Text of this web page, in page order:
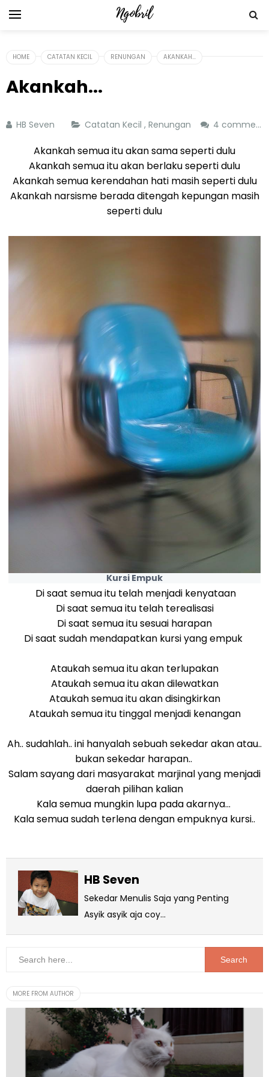
HOME CATATAN KECIL RENUNGAN AKANKAH...
Akankah...
HB Seven Catatan Kecil , Renungan 4 comments
Akankah semua itu akan sama seperti dulu
Akankah semua itu akan berlaku seperti dulu
Akankah semua kerendahan hati masih seperti dulu
Akankah narsisme berada ditengah kepungan masih
seperti dulu
Kursi Empuk
Di saat semua itu telah menjadi kenyataan
Di saat semua itu telah terealisasi
Di saat semua itu sesuai harapan
Di saat sudah mendapatkan kursi yang empuk
Ataukah semua itu akan terlupakan
Ataukah semua itu akan dilewatkan
Ataukah semua itu akan disingkirkan
Ataukah semua itu tinggal menjadi kenangan
Ah.. sudahlah.. ini hanyalah sebuah sekedar akan atau..
bukan sekedar harapan..
Salam sayang dari masyarakat marjinal yang menjadi
daerah pilihan kalian
Kala semua mungkin lupa pada akarnya...
Kala semua sudah terlena dengan empuknya kursi..
HB Seven
Sekedar Menulis Saja yang Penting
Asyik asyik aja coy...
MORE FROM AUTHOR